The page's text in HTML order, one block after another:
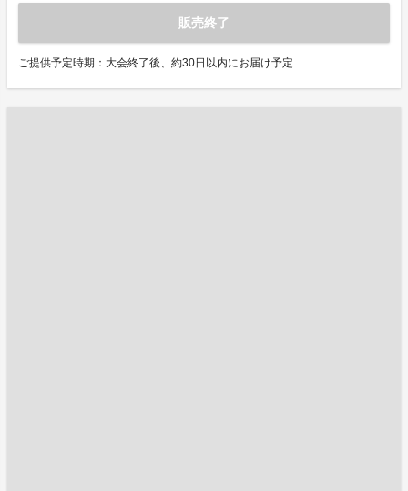
販売終了
ご提供予定時期：大会終了後、約30日以内にお届け予定